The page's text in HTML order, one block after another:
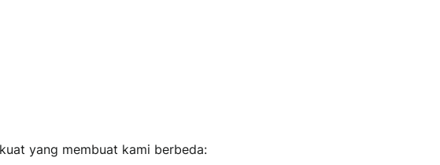
yang membuat kami berbeda: